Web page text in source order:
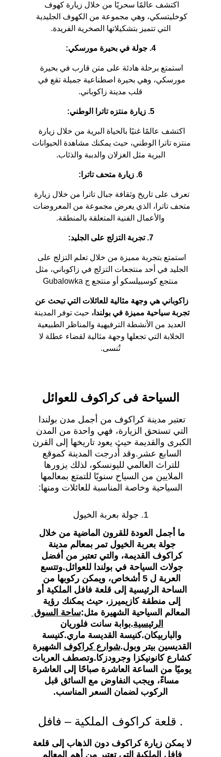
اكتشف عالمًا سحريًا من خلال زيارة كهوف
كوخليتسكي، وهي مجموعة من الكهوف الجليدية
التي تتميز بتشكيلاتها الصخرية الفريدة.
4. جولة في بحيرة مورسكي:
استمتع برحلة هادئة على متن قارب في بحيرة
مورسكي، وهي بحيرة اصطناعية جميلة تقع في
قلب مدينة زاكوباني.
5. زيارة منتزه تاترا الوطني:
اكتشف عالمًا غنيًا بالحياة البرية من خلال زيارة
منتزه تاترا الوطني، حيث يمكنك مشاهدة الحيوانات
البرية مثل الغزلان والدببة والذئاب.
6. زيارة متحف تاترا:
تعرف على تاريخ وثقافة جبال تاترا من خلال زيارة
متحف تاترا، الذي يعرض مجموعة من المعروضات
والأعمال الفنية المتعلقة بالمنطقة.
7. تجربة التزلج على الجليد:
استمتع بتجربة مميزة من خلال تعلم التزلج على
الجليد في أحد منتجعات التزلج في زاكوباني، مثل
منتجع كوسييلسكو أو منتجع ج Gubalowka
زاكوباني هي وجهة مثالية للعائلات التي تبحث عن
تجربة سياحية مميزة في بولندا، حيث توفر المدينة
العديد من الأنشطة الترفيهية والمناظر الطبيعية
الخلابة التي تجعلها وجهة مثالية لقضاء عطلة لا
تُنسى.
السياحة فى كراكوف للعوائل
تعتبر مدينة كراكوف من أجمل مدن بولندا
التي تستحق الزيارة، فهي واحدة من المدن
الكبرى والقديمة حيث يعود تاريخها إلى القرن
السابع عشر.وقد أُدرجت المدينة كموقع
للتراث العالمي لليونسكو، لذلك يزورها
الملايين من السياح سنويًا للتمتع بمعالمها
السياحية وخاصة المناسبة للعائلات ومنها:
1. جولة بعربة الخيول
ما أجمل العودة للقرون الماضية من خلال
جولة بعربة الخيول تمر بمعالم مدينة
كراكوف القديمة، والتي تعتبر من أفضل
جولات السياحة في بولندا للعوائل.وتتسع
العربة ل 5 أشخاص، ويمكن ركوبها من
الساحة الرئيسية إلى قلعة فافل الملكية أو
إلى منطقة كازيميرز، حيث يمكنك رؤية
المعالم السياحية الشهيرة مثل:ساحة السوق
الرئيسية.بوابة سانت فلوريان
والباربيكان.كنيسة القديسة ماري.كنيسة
القديسين بيتر وبول.شوارع كراكوف الشهيرة
كشارع كانونيكزا وجرودزكا.وتصطف العربات
يوميًا من الساعة العاشرة صباحًا إلى العاشرة
مساءً، ويجب النفاوض مع السائق قبل
الركوب لضمان السعر المناسب.
. قلعة كراكوف الملكية – فافل
لا يمكن زيارة كراكوف دون الذهاب إلى قلعة
فافل الملكية التي تعتبر من أهم المعالم